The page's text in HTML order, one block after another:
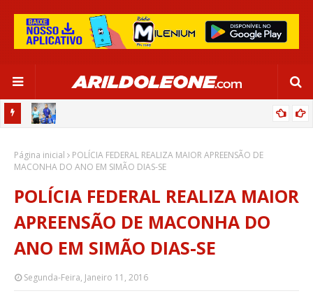
SALVADOR
Página inicial
POLÍCIA FEDERAL REALIZA MAIOR APREENSÃO DE
MACONHA DO ANO EM SIMÃO DIAS-SE
POLÍCIA FEDERAL REALIZA MAIOR
APREENSÃO DE MACONHA DO
ANO EM SIMÃO DIAS-SE
Segunda-Feira, Janeiro 11, 2016